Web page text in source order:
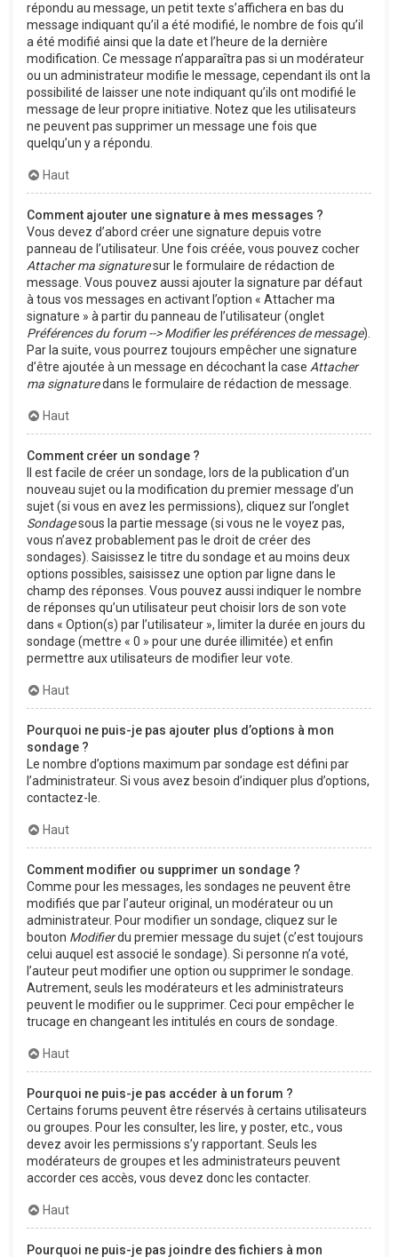
répondu au message, un petit texte s’affichera en bas du
message indiquant qu’il a été modifié, le nombre de fois qu’il
a été modifié ainsi que la date et l’heure de la dernière
modification. Ce message n’apparaîtra pas si un modérateur
ou un administrateur modifie le message, cependant ils ont la
possibilité de laisser une note indiquant qu’ils ont modifié le
message de leur propre initiative. Notez que les utilisateurs
ne peuvent pas supprimer un message une fois que
quelqu’un y a répondu.
Haut
Comment ajouter une signature à mes messages ?
Vous devez d’abord créer une signature depuis votre
panneau de l’utilisateur. Une fois créée, vous pouvez cocher
Attacher ma signaturesur le formulaire de rédaction de
message. Vous pouvez aussi ajouter la signature par défaut
à tous vos messages en activant l’option « Attacher ma
signature » à partir du panneau de l’utilisateur (onglet
Préférences du forum --> Modifier les préférences de message).
Par la suite, vous pourrez toujours empêcher une signature
d’être ajoutée à un message en décochant la case Attacher
ma signaturedans le formulaire de rédaction de message.
Haut
Comment créer un sondage ?
Il est facile de créer un sondage, lors de la publication d’un
nouveau sujet ou la modification du premier message d’un
sujet (si vous en avez les permissions), cliquez sur l’onglet
Sondagesous la partie message (si vous ne le voyez pas,
vous n’avez probablement pas le droit de créer des
sondages). Saisissez le titre du sondage et au moins deux
options possibles, saisissez une option par ligne dans le
champ des réponses. Vous pouvez aussi indiquer le nombre
de réponses qu’un utilisateur peut choisir lors de son vote
dans « Option(s) par l’utilisateur », limiter la durée en jours du
sondage (mettre « 0 » pour une durée illimitée) et enfin
permettre aux utilisateurs de modifier leur vote.
Haut
Pourquoi ne puis-je pas ajouter plus d’options à mon
sondage ?
Le nombre d’options maximum par sondage est défini par
l’administrateur. Si vous avez besoin d’indiquer plus d’options,
contactez-le.
Haut
Comment modifier ou supprimer un sondage ?
Comme pour les messages, les sondages ne peuvent être
modifiés que par l’auteur original, un modérateur ou un
administrateur. Pour modifier un sondage, cliquez sur le
bouton Modifierdu premier message du sujet (c’est toujours
celui auquel est associé le sondage). Si personne n’a voté,
l’auteur peut modifier une option ou supprimer le sondage.
Autrement, seuls les modérateurs et les administrateurs
peuvent le modifier ou le supprimer. Ceci pour empêcher le
trucage en changeant les intitulés en cours de sondage.
Haut
Pourquoi ne puis-je pas accéder à un forum ?
Certains forums peuvent être réservés à certains utilisateurs
ou groupes. Pour les consulter, les lire, y poster, etc., vous
devez avoir les permissions s’y rapportant. Seuls les
modérateurs de groupes et les administrateurs peuvent
accorder ces accès, vous devez donc les contacter.
Haut
Pourquoi ne puis-je pas joindre des fichiers à mon